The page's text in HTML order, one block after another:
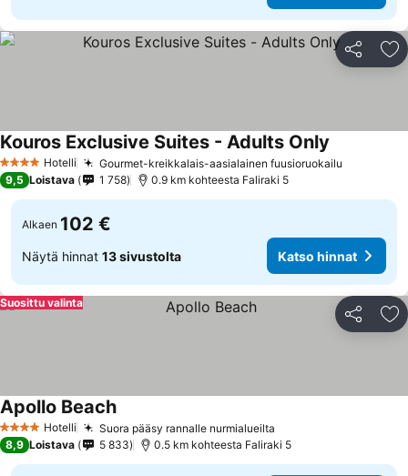
Jaa
4 Tähtiluokitus
Hotelli Gourmet-kreikkalais-aasialainen fuusioruokailu
Kouros Exclusive Suites - Adults Only
9,5 Loistava 1 758 0.9 km kohteesta Faliraki 5
Alkaen 102 €
Näytä hinnat 13 sivustolta Katso hinnat
Jaa
Suosittu valinta
4 Tähtiluokitus
Hotelli Suora pääsy rannalle nurmialueilta
Apollo BeachKatso hinnat
8,9 Loistava 5 833 0.5 km kohteesta Faliraki 5